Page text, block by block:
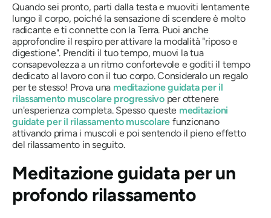
Quando sei pronto, parti dalla testa e muoviti lentamente
lungo il corpo, poiché la sensazione di scendere è molto
radicante e ti connette con la Terra. Puoi anche
approfondire il respiro per attivare la modalità "riposo e
digestione". Prenditi il ​​tuo tempo, muovi la tua
consapevolezza a un ritmo confortevole e goditi il ​​tempo
dedicato al lavoro con il tuo corpo. Consideralo un regalo
per te stesso! Prova una meditazione guidata per il
rilassamento muscolare progressivoper ottenere
un'esperienza completa. Spesso queste meditazioni
guidate per il rilassamento muscolare funzionano
attivando prima i muscoli e poi sentendo il pieno effetto
del rilassamento in seguito.
Meditazione guidata per un
profondo rilassamento